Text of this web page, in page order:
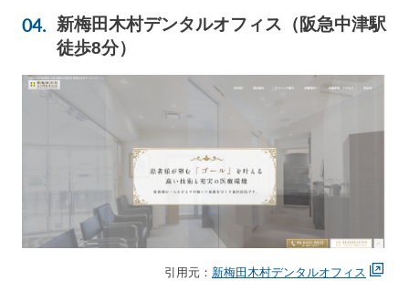
新梅田木村デンタルオフィス（阪急中津駅
徒歩8分）
引用元： 新梅田木村デンタルオフィス